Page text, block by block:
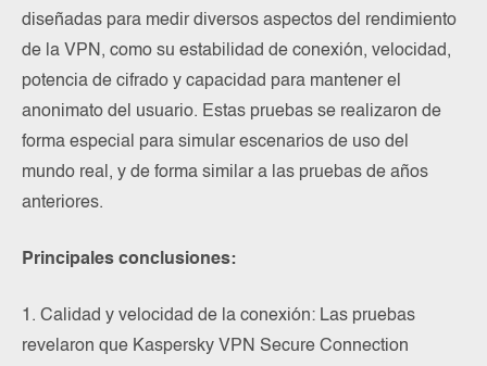
diseñadas para medir diversos aspectos del rendimiento
de la VPN, como su estabilidad de conexión, velocidad,
potencia de cifrado y capacidad para mantener el
anonimato del usuario. Estas pruebas se realizaron de
forma especial para simular escenarios de uso del
mundo real, y de forma similar a las pruebas de años
anteriores.
Principales conclusiones:
1. Calidad y velocidad de la conexión: Las pruebas
revelaron que Kaspersky VPN Secure Connection